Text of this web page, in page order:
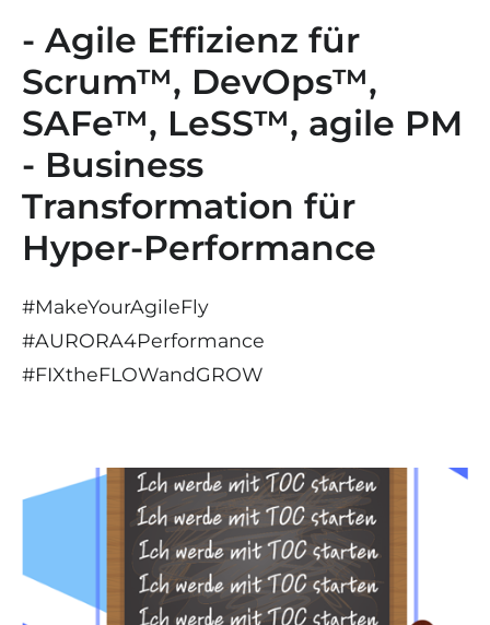
- Agile Effizienz für
Scrum™, DevOps™,
SAFe™, LeSS™, agile PM
- Business
Transformation für
Hyper-Performance
#MakeYourAgileFly
#AURORA4Performance
#FIXtheFLOWandGROW